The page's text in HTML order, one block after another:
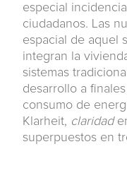
especial
ciudadanos. Las
espacial de aquel
integran la
sistemas
desarrollo a
consumo de
Klarheit, claridad
superpuestos en